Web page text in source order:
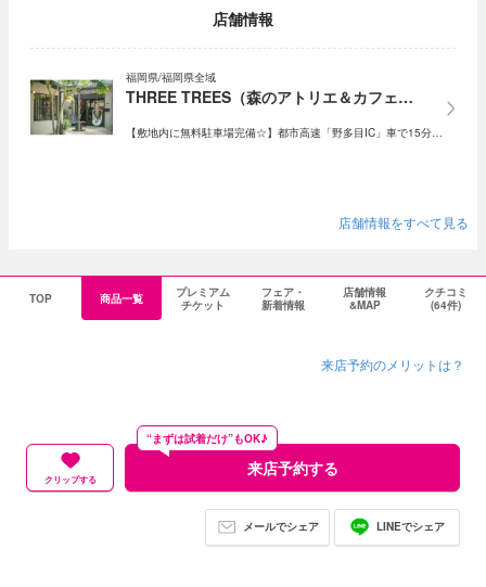
店舗情報
福岡県/福岡県全域
THREE TREES（森のアトリエ＆カフェ…
【敷地内に無料駐車場完備☆】都市高速「野多目IC」車で15分…
店舗情報をすべて見る
TOP 商品一覧
プレミアム
チケット
フェア・
新着情報
店舗情報
&MAP
クチコミ
(64件)
来店予約のメリットは？
クリップする
来店予約する
“まずは試着だけ”もOK♪
メールでシェア LINEでシェア